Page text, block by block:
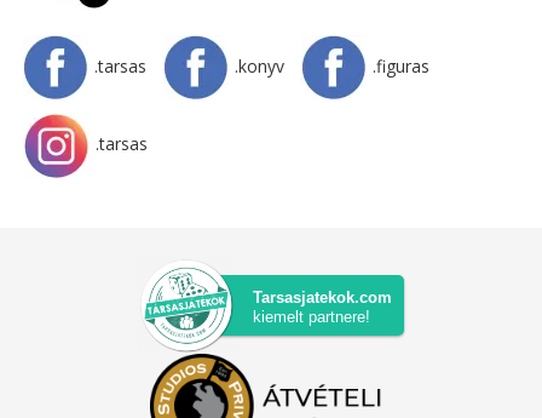
.tarsas .konyv .figuras
.tarsas
Tarsasjatekok.com
kiemelt partnere!